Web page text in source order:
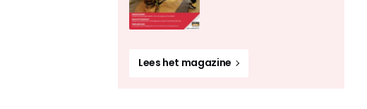
totaalpakket voor
Lees het magazine